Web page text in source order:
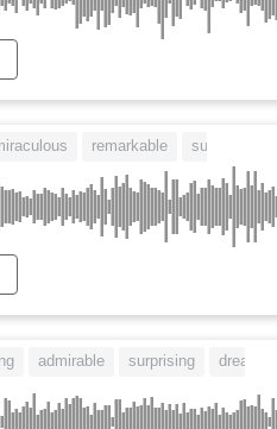
remarkable surprising
admirable surprising dreamlike